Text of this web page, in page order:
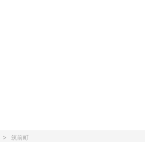
筑前町